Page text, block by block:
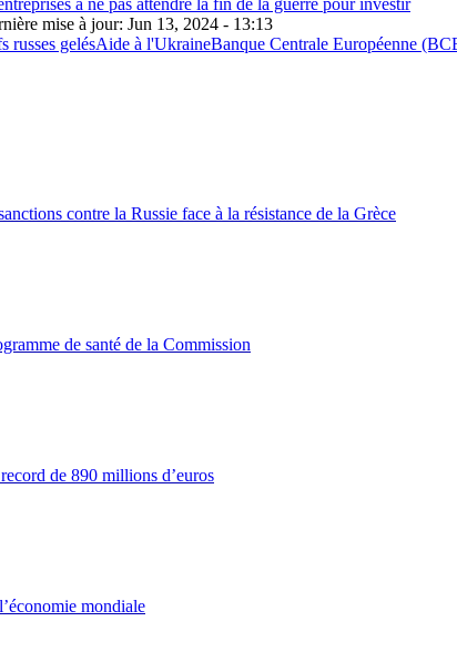
à ne pas attendre la fin de la guerre pour investir
mise à jour: Jun 13, 2024 - 13:13
russes gelésAide à l'UkraineBanque Centrale Européenne
contre la Russie face à la résistance de la Grèce
de santé de la Commission
de 890 millions d’euros
mondiale